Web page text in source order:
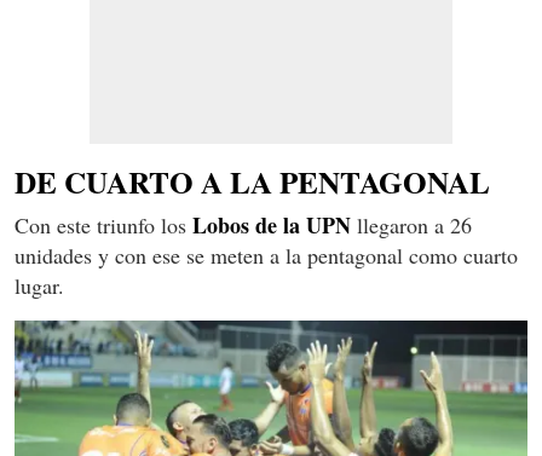
DE CUARTO A LA PENTAGONAL
Con este triunfo los Lobos de la UPN llegaron a 26
unidades y con ese se meten a la pentagonal como cuarto
lugar.